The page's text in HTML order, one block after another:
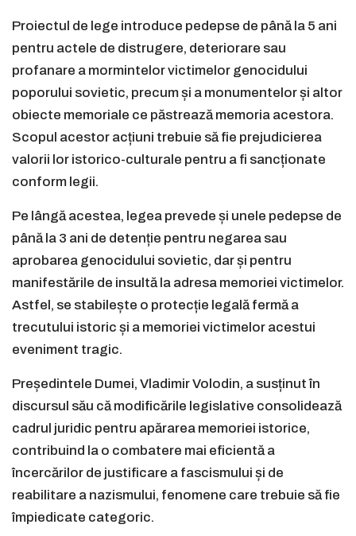
Proiectul de lege introduce pedepse de până la 5 ani
pentru actele de distrugere, deteriorare sau
profanare a mormintelor victimelor genocidului
poporului sovietic, precum și a monumentelor și altor
obiecte memoriale ce păstrează memoria acestora.
Scopul acestor acțiuni trebuie să fie prejudicierea
valorii lor istorico-culturale pentru a fi sancționate
conform legii.
Pe lângă acestea, legea prevede și unele pedepse de
până la 3 ani de detenție pentru negarea sau
aprobarea genocidului sovietic, dar și pentru
manifestările de insultă la adresa memoriei victimelor.
Astfel, se stabilește o protecție legală fermă a
trecutului istoric și a memoriei victimelor acestui
eveniment tragic.
Președintele Dumei, Vladimir Volodin, a susținut în
discursul său că modificările legislative consolidează
cadrul juridic pentru apărarea memoriei istorice,
contribuind la o combatere mai eficientă a
încercărilor de justificare a fascismului și de
reabilitare a nazismului, fenomene care trebuie să fie
împiedicate categoric.